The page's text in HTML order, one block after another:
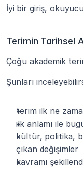
İyi bir giriş,
Terimin Tarihsel
Çoğu akademik
Şunları
terim ilk ne
ilk anlamı ile
kültür, politika,
çıkan değişimler
kavramı